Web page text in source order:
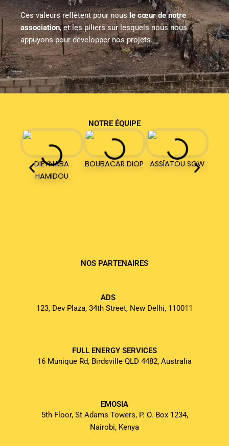
Ces valeurs reflètent pour nousle cœur de notre
association, et les piliers sur lesquels nous nous
appuyons pour développer nos projets.
NOTRE ÉQUIPE
DIEYNABA
HAMIDOU
BOUBACAR DIOP ASSÏATOU SOW
NOS PARTENAIRES
ADS
123, Dev Plaza, 34th Street, New Delhi, 110011
FULL ENERGY SERVICES
16 Munique Rd, Birdsville QLD 4482, Australia
EMOSIA
5th Floor, St Adams Towers, P. O. Box 1234,
Nairobi, Kenya